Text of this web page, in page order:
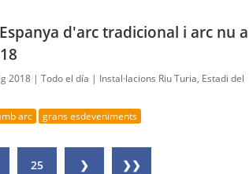
d'arc tradicional i arc nu a
2018 |Todo el día | Instal·lacions Riu Turia, Estadi del
arc grans esdeveniments
25 ❯ ❯❯